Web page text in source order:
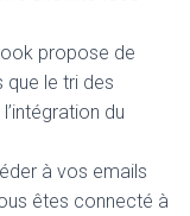
propose de
le tri des
du
à vos emails
êtes connecté à